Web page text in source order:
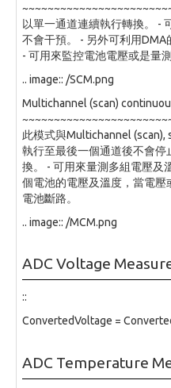
以單一通道連續執行轉換。 -
不會干預。 - 另外可利用DMA
- 可用來監控電池電壓或是量測
.. image:: /SCM.png
Multichannel (scan)
此模式與Multichannel (scan),
執行至最後一個通道後不會
換。 - 可用來量測多組電壓及
個電池的電壓及溫度，當電
電池斷路。
.. image:: /MCM.png
ADC Voltage
::
ConvertedVoltage =
ADC Temperature